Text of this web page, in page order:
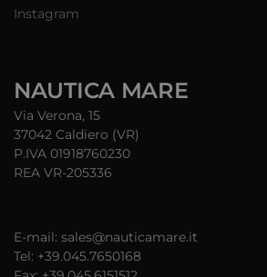
Instagram
NAUTICA MARE
Via Verona, 15
37042 Caldiero (VR)
P.IVA 01918760230
REA VR-205336
E-mail: sales@nauticamare.it
Tel: +39.045.7650168